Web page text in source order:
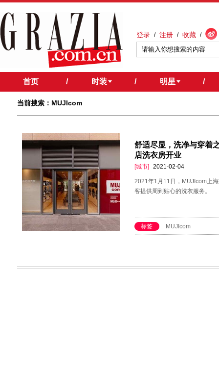
登录 / 注册 / 收藏 /
首页 / 时装 / 明星 /
当前搜索：MUJIcom
舒适尽显，洗净与穿
店洗衣房开业
[城市] 2021-02-04
2021年1月11日，MUJIcom上
客提供周到贴心的洗衣服务。
标签 MUJIcom